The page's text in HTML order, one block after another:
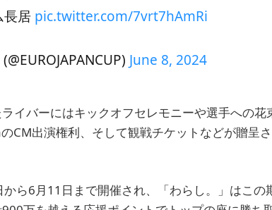
長居 pic.twitter.com/7vrt7hAmRi
June 8, 2024
イバーにはキックオフセレモニーや選手への花
CM出演権利、そして観戦チケットなどが贈呈
から6月11日まで開催され、「わらし。」はこの